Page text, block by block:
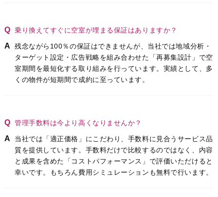
乗り換えてすぐに空室が埋まる保証はありますか？
残念ながら100％の保証はできませんが、当社では地域分析・
ターゲット設定・広告戦略を組み合わせた「再募集設計」で空
室期間を最短化する取り組みを行っています。実績として、多
くの物件が短期間で成約に至っています。
管理手数料は今より高くなりませんか？
当社では「適正価格」にこだわり、手数料に見合うサービス品
質を提供しています。手数料だけで比較するのではなく、内容
と成果を含めた「コストパフォーマンス」で評価いただけると
幸いです。もちろん費用シミュレーションも無料で行います。